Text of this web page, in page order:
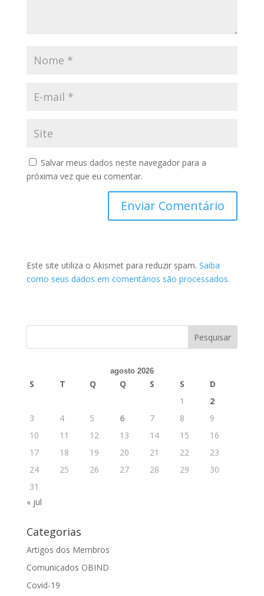
Salvar meus dados neste navegador para a
próxima vez que eu comentar.
Este site utiliza o Akismet para reduzir spam. Saiba
como seus dados em comentários são processados.
agosto 2026
S T Q Q S S
D
1
2
3
4 5 6 7 8
9
10
11 12 13 14 15
16
17
18 19 20 21 22
23
24
25 26 27 28 29
30
31
« jul
Categorias
Artigos dos Membros
Comunicados OBIND
Covid-19